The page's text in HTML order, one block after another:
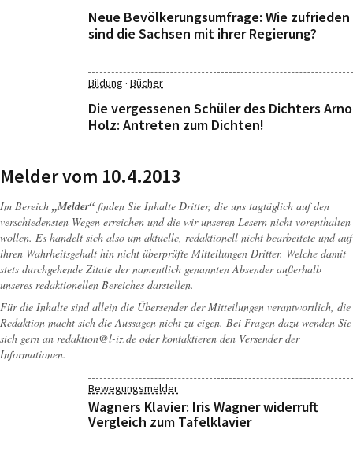
Neue Bevölkerungsumfrage: Wie zufrieden
sind die Sachsen mit ihrer Regierung?
Bildung · Bücher
Die vergessenen Schüler des Dichters Arno
Holz: Antreten zum Dichten!
Melder vom 10.4.2013
Im Bereich „Melder“ finden Sie Inhalte Dritter, die uns tagtäglich auf den
verschiedensten Wegen erreichen und die wir unseren Lesern nicht vorenthalten
wollen. Es handelt sich also um aktuelle, redaktionell nicht bearbeitete und auf
ihren Wahrheitsgehalt hin nicht überprüfte Mitteilungen Dritter. Welche damit
stets durchgehende Zitate der namentlich genannten Absender außerhalb
unseres redaktionellen Bereiches darstellen.
Für die Inhalte sind allein die Übersender der Mitteilungen verantwortlich, die
Redaktion macht sich die Aussagen nicht zu eigen. Bei Fragen dazu wenden Sie
sich gern an redaktion@l-iz.de oder kontaktieren den Versender der
Informationen.
Bewegungsmelder
Wagners Klavier: Iris Wagner widerruft
Vergleich zum Tafelklavier